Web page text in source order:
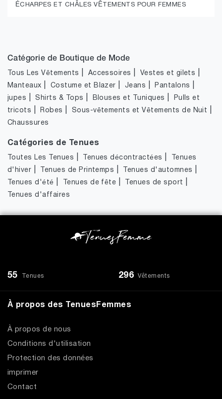
ÉCHARPES ET CHÂLES VÊTEMENTS POUR FEMMES
Catégorie de Boutique de Mode
Tous Les Vêtements Accessoires Vestes et gilets
Manteaux Costume et Blazer Jeans Pantalons
jupes |Shirts & Tops Blouses et Tuniques
Pulls et
tricots
Robes Sous-vêtements et Vêtements de Nuit
Chaussures
Catégories de Tenues
Toutes Les Tenues Tenues décontractées
Tenues
d'hiver
Tenues de Printemps Tenues d'automnes
Tenues d'été Tenues de fête Tenues de sport
Tenues d'affaires
55 Tenues 296 Vêtements
À propos des TenuesFemmes
À propos de nous
Conditions d'utilisation
Protection des données
imprimer
Contact